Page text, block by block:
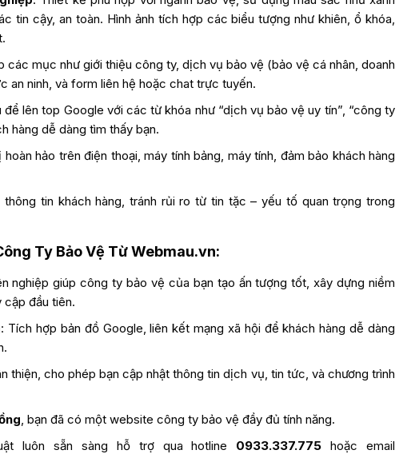
tin cậy, an toàn. Hình ảnh tích hợp các biểu tượng như khiên, ổ khóa,
các mục như giới thiệu công ty, dịch vụ bảo vệ (bảo vệ cá nhân, doanh
an ninh, và form liên hệ hoặc chat trực tuyến.
lên top Google với các từ khóa như “dịch vụ bảo vệ uy tín”, “công ty
hàng dễ dàng tìm thấy bạn.
hoàn hảo trên điện thoại, máy tính bảng, máy tính, đảm bảo khách hàng
tin khách hàng, tránh rủi ro từ tin tặc – yếu tố quan trọng trong
Ty Bảo Vệ Từ Webmau.vn:
nghiệp giúp công ty bảo vệ của bạn tạo ấn tượng tốt, xây dựng niềm
cập đầu tiên.
: Tích hợp bản đồ Google, liên kết mạng xã hội để khách hàng dễ dàng
thiện, cho phép bạn cập nhật thông tin dịch vụ, tin tức, và chương trình
, bạn đã có một website công ty bảo vệ đầy đủ tính năng.
luôn sẵn sàng hỗ trợ qua hotline 0933.337.775 hoặc email